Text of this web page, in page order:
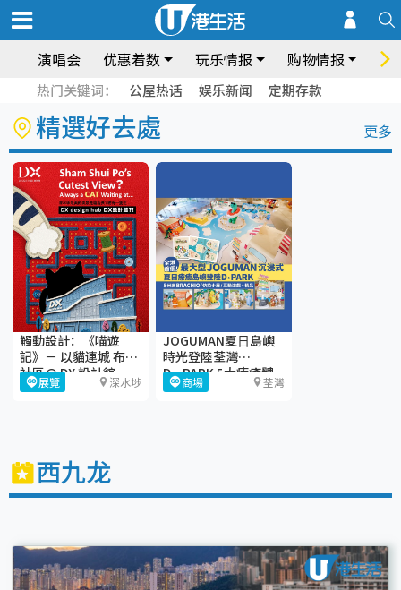
演唱会 优惠着数 玩乐情报 购物情报 饮
热门关键词： 公屋热话 娱乐新闻 定期存款
精選好去處 更多
觸動設計：《喵遊
記》－ 以貓連城 布繫
社區@ DX 設計館
展覽 深水埗
JOGUMAN夏⽇島嶼
時光登陸荃灣
D·PARK 5大療癒體
驗區+期間限定店
商場 荃灣
西九龙